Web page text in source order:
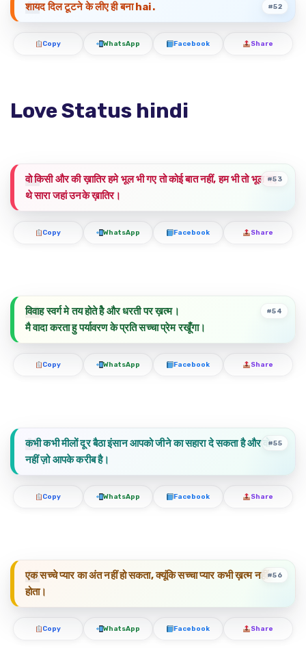
शायद दिल टूटने के लीए ही बना hai. #52
Copy WhatsApp Facebook Share
Love Status hindi
वो किसी और की ख़ातिर हमे भूल भी गए तो कोई बात नहीं, हम भी तो भूल गए
थे सारा जहां उनके ख़ातिर।
#53
Copy WhatsApp Facebook Share
विवाह स्वर्ग मे तय होते हैे और धरती पर ख़त्म।
मै वादा करता हु पर्यावरण के प्रति सच्चा प्रेम रखूँगा।
#54
Copy WhatsApp Facebook Share
कभी कभी मीलों दूर बैठा इंसान आपको जीने का सहारा दे सकता है और वो
नहीं ज़ो आपके करीब है।
#55
Copy WhatsApp Facebook Share
एक सच्चे प्यार का अंत नहीं हो सकता, क्यूंकि सच्चा प्यार कभी ख़त्म नहीं
होता।
#56
Copy WhatsApp Facebook Share